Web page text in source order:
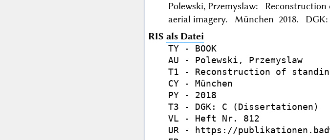
Polewski, Przemyslaw:
aerial imagery. München 2018. DGK:
RIS als Datei
TY - BOOK
AU - Polewski, Przemyslaw
T1 - Reconstruction of
CY - München
PY - 2018
T3 - DGK: C (Dissertationen)
VL - Heft Nr. 812
UR - https://